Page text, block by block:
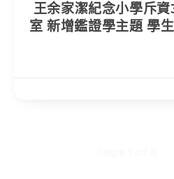
王余家潔紀念小學斥
室 新增鑑證學主題 學